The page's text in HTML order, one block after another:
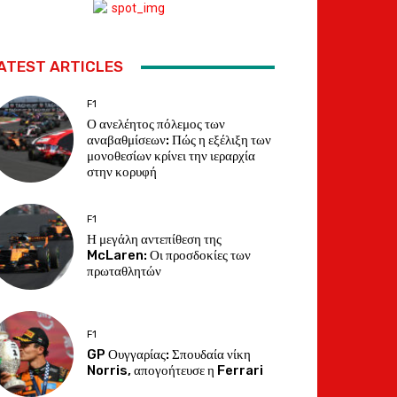
ARTICLES
F1
Ο ανελέητος πόλεμος των
αναβαθμίσεων: Πώς η εξέλιξη των
μονοθεσίων κρίνει την ιεραρχία
στην κορυφή
F1
Η μεγάλη αντεπίθεση της
McLaren: Οι προσδοκίες των
πρωταθλητών
F1
GP Ουγγαρίας: Σπουδαία νίκη
Norris, απογοήτευσε η Ferrari